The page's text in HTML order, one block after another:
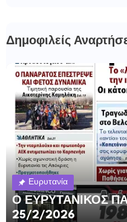
Δημοφιλείς
Ευρυτανία
Ο ΕΥΡΥΤΑΝΙΚΟΣ
25/2/2026